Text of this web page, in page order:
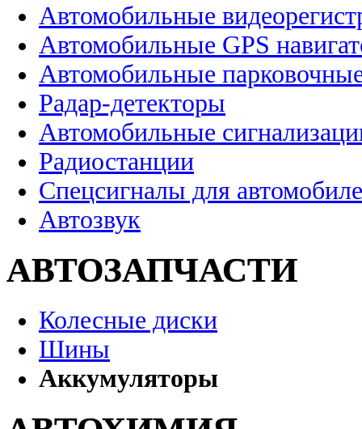
Автомобильные
Автомобильные GPS
Автомобильные
Радар-детекторы
Автомобильные
Радиостанции
Спецсигналы для
Автозвук
АВТОЗАПЧАСТИ
Колесные диски
Шины
Аккумуляторы